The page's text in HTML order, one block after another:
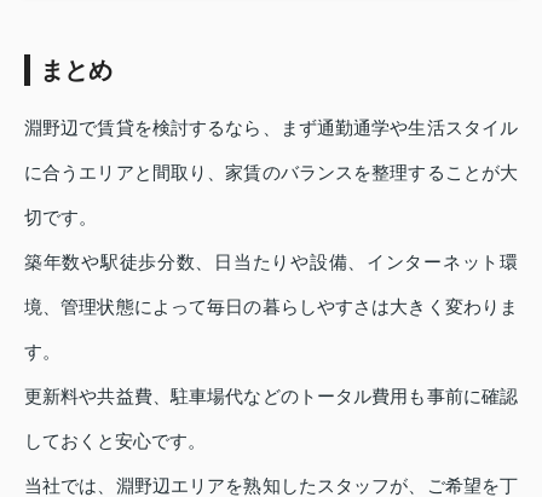
まとめ
淵野辺で賃貸を検討するなら、まず通勤通学や生活スタイル
に合うエリアと間取り、家賃のバランスを整理することが大
切です。
築年数や駅徒歩分数、日当たりや設備、インターネット環
境、管理状態によって毎日の暮らしやすさは大きく変わりま
す。
更新料や共益費、駐車場代などのトータル費用も事前に確認
しておくと安心です。
当社では、淵野辺エリアを熟知したスタッフが、ご希望を丁